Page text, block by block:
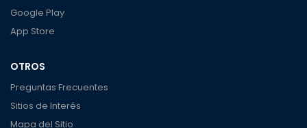
Google Play
App Store
OTROS
Preguntas Frecuentes
Sitios de Interés
Mapa del Sitio